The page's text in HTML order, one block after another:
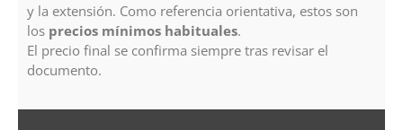
y la extensión. Como referencia orientativa, estos son
los precios mínimos habituales.
El precio final se confirma siempre tras revisar el
documento.